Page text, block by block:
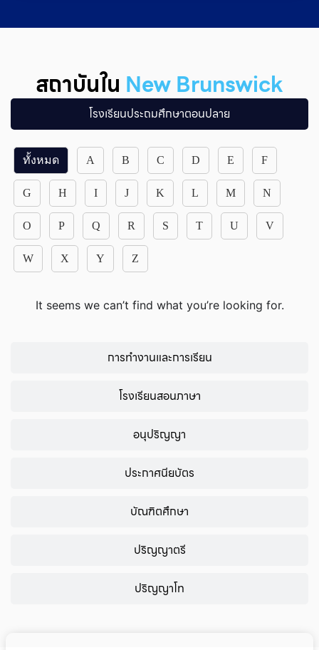
สถาบันใน New Brunswick
โรงเรียนประถมศึกษาตอนปลาย
การทำงานและการเรียน
โรงเรียนสอนภาษา
อนุปริญญา
ประกาศนียบัตร
บัณฑิตศึกษา
ปริญญาตรี
ปริญญาโท
ทั้งหมด A B C D E F
G H I J K L M N
O P Q R S T U V
W X Y Z
It seems we can’t find what you’re looking for.